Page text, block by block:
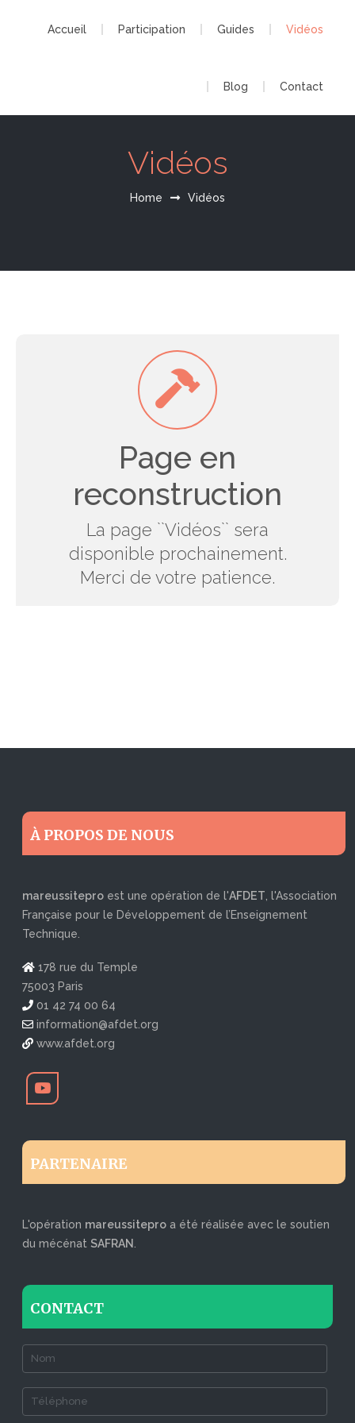
Accueil Participation Guides Vidéos
Blog Contact
Vidéos
Home Vidéos
Page en
reconstruction
La page ``Vidéos`` sera
disponible prochainement.
Merci de votre patience.
À PROPOS DE NOUS
mareussitepro est une opération de l'AFDET , l'Association
Française pour le Développement de l’Enseignement
Technique.
178 rue du Temple
75003 Paris
01 42 74 00 64
information@afdet.org
www.afdet.org
PARTENAIRE
L'opération mareussitepro a été réalisée avec le soutien
du mécénatSAFRAN
CONTACT